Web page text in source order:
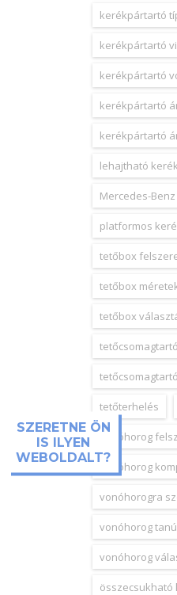
SZERETNE ÖN
IS ILYEN
WEBOLDALT?
kerékpártartó
kerékpártartó
kerékpártartó
kerékpártartó
kerékpártartó
lehajtható
Mercedes-Benz
platformos
tetőbox
tetőbox
tetőbox
tetőcsomagtartó
tetőterhelés
vonóhorog
vonóhorog
vonóhorogra
vonóhorog
vonóhorog